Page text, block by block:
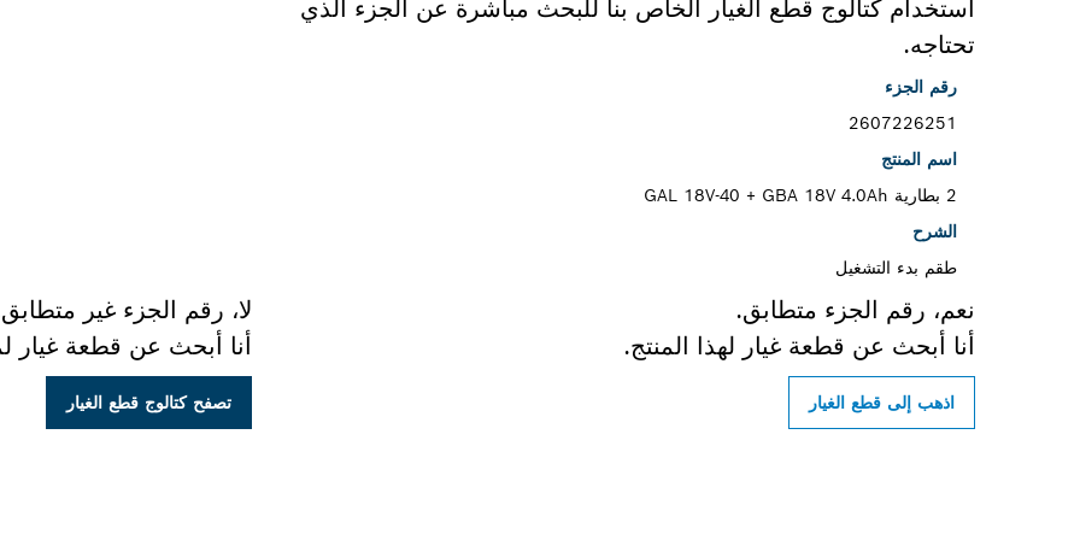
استخدام كتالوج قطع الغيار الخاص بنا للبحث مباشرة عن الجزء الذي
تحتاجه.
رقم الجزء
2607226251
اسم المنتج
2 بطارية GBA 18V 4.0Ah ‏+ GAL 18V-40
الشرح
طقم بدء التشغيل
نعم، رقم الجزء متطابق.
أنا أبحث عن قطعة غيار لهذا المنتج.
اذهب إلى قطع الغيار
لا، رقم الجزء غير
أنا أبحث عن قطعة غيار
تصفح كتالوج قطع الغيار